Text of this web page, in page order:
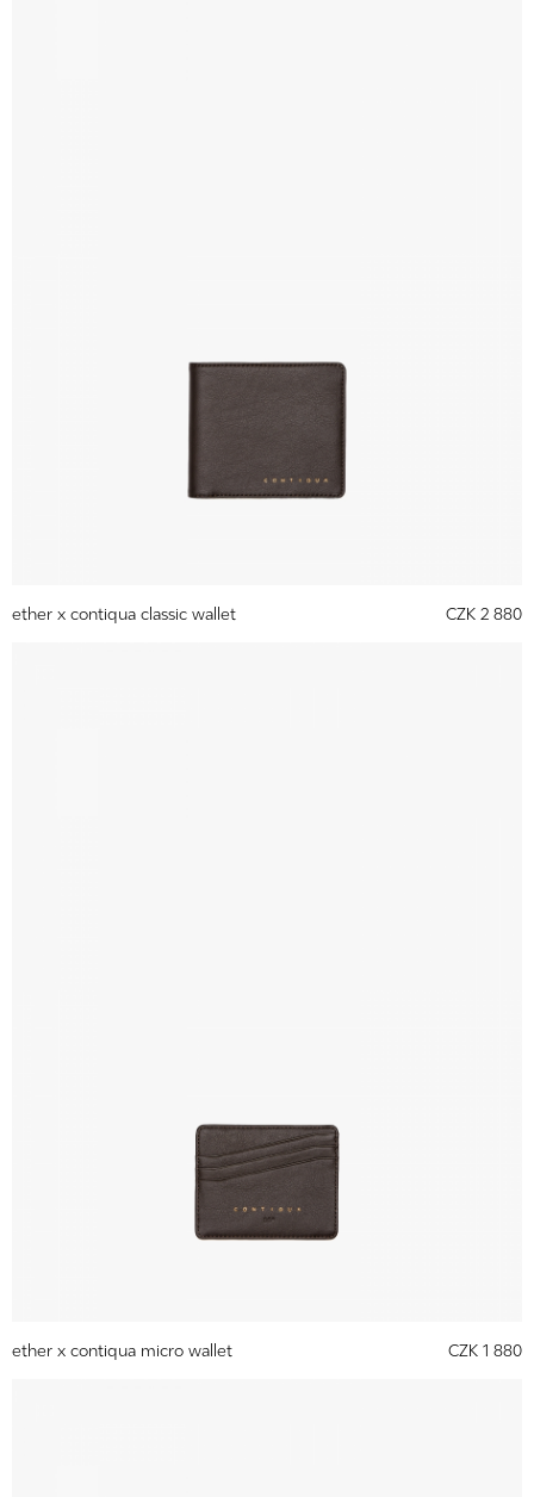
ether x contiqua classic wallet CZK 2 880
ether x contiqua micro wallet CZK 1 880